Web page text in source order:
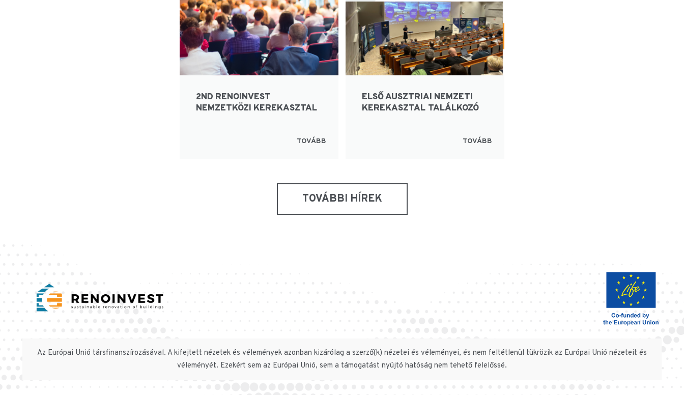
2ND RENOINVEST
NEMZETKÖZI KEREKASZTAL
TOVÁBB
ELSŐ AUSZTRIAI NEMZETI
KEREKASZTAL TALÁLKOZÓ
TOVÁBB
TOVÁBBI HÍREK
Az Európai Unió társfinanszírozásával. A kifejtett nézetek és vélemények azonban kizárólag a szerző(k) nézetei és véleményei, és nem feltétlenül tükrözik az Európai Unió nézeteit és
véleményét. Ezekért sem az Európai Unió, sem a támogatást nyújtó hatóság nem tehető felelőssé.